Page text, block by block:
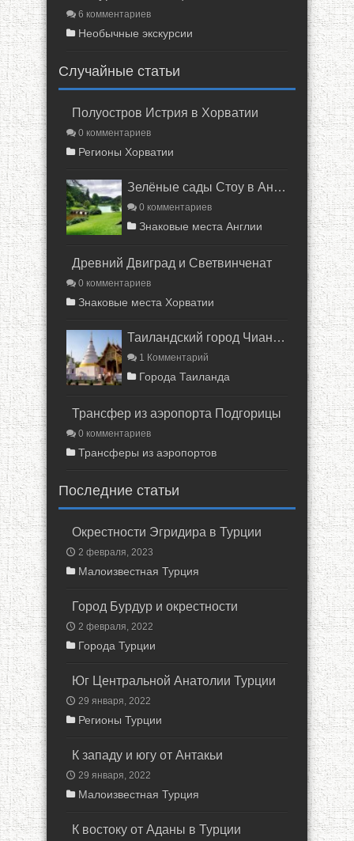
6 комментариев
Необычные экскурсии
Случайные статьи
Полуостров Истрия в Хорватии
0 комментариев
Регионы Хорватии
Зелёные сады Стоу в Англии
0 комментариев
Знаковые места Англии
Древний Двиград и Светвинченат
0 комментариев
Знаковые места Хорватии
Таиландский город Чиангмай
1 Комментарий
Города Таиланда
Трансфер из аэропорта Подгорицы
0 комментариев
Трансферы из аэропортов
Последние статьи
Окрестности Эгридира в Турции
2 февраля, 2023
Малоизвестная Турция
Город Бурдур и окрестности
2 февраля, 2022
Города Турции
Юг Центральной Анатолии Турции
29 января, 2022
Регионы Турции
К западу и югу от Антакьи
29 января, 2022
Малоизвестная Турция
К востоку от Аданы в Турции